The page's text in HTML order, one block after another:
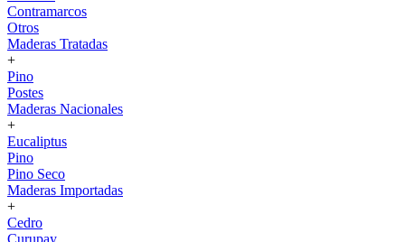
Contramarcos
Otros
Maderas Tratadas
+
Pino
Postes
Maderas Nacionales
+
Eucaliptus
Pino
Pino Seco
Maderas Importadas
+
Cedro
Curupay